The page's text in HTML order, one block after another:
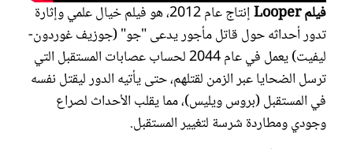
فيلم Looper
إنتاج عام 2012، هو فيلم خيال علمي وإثارة
تدور أحداثه حول قاتل مأجور يدعى "جو" (جوزيف غوردون-
ليفيت) يعمل في عام 2044 لحساب عصابات المستقبل التي
ترسل الضحايا عبر الزمن لقتلهم، حتى يأتيه الدور ليقتل نفسه
في المستقبل (بروس ويليس)، مما يقلب الأحداث لصراع
وجودي ومطاردة شرسة لتغيير المستقبل.